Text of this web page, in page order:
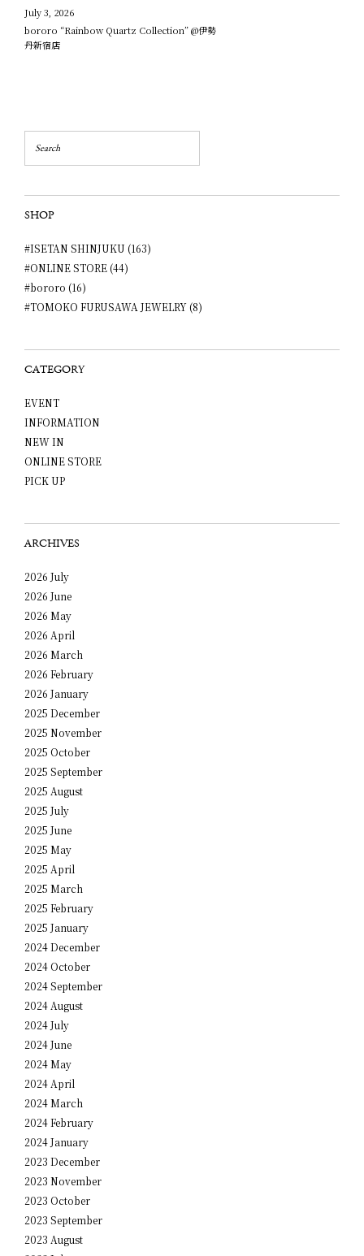
July 3, 2026
bororo “Rainbow Quartz Collection” @伊勢
丹新宿店
SHOP
#ISETAN SHINJUKU (163)
#ONLINE STORE (44)
#bororo (16)
#TOMOKO FURUSAWA JEWELRY (8)
CATEGORY
EVENT
INFORMATION
NEW IN
ONLINE STORE
PICK UP
ARCHIVES
2026 July
2026 June
2026 May
2026 April
2026 March
2026 February
2026 January
2025 December
2025 November
2025 October
2025 September
2025 August
2025 July
2025 June
2025 May
2025 April
2025 March
2025 February
2025 January
2024 December
2024 October
2024 September
2024 August
2024 July
2024 June
2024 May
2024 April
2024 March
2024 February
2024 January
2023 December
2023 November
2023 October
2023 September
2023 August